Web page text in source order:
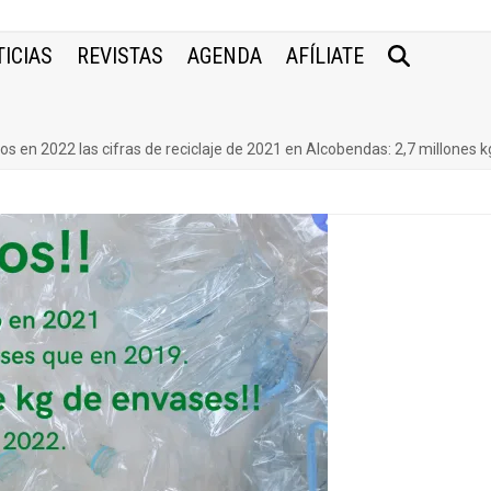
REVISTAS AGENDA AFÍLIATE
en 2022 las cifras de reciclaje de 2021 en Alcobendas: 2,7 millones